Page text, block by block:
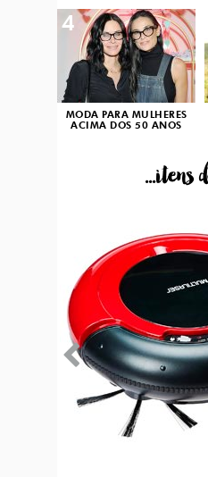
MODA PARA MULHERES
ACIMA DOS 50 ANOS
4
...itens